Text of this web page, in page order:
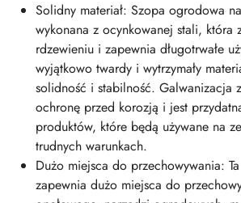
Solidny materiał: Szopa ogrodowa
wykonana z ocynkowanej stali, która
rdzewieniu i zapewnia długotrwałe
wyjątkowo twardy i wytrzymały
solidność i stabilność. Galwanizacja
ochronę przed korozją i jest
produktów, które będą używane na
trudnych warunkach.
Dużo miejsca do przechowywania:
zapewnia dużo miejsca do